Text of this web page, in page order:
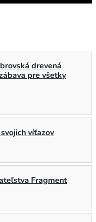
drevená
pre všetky
víťazov
Fragment